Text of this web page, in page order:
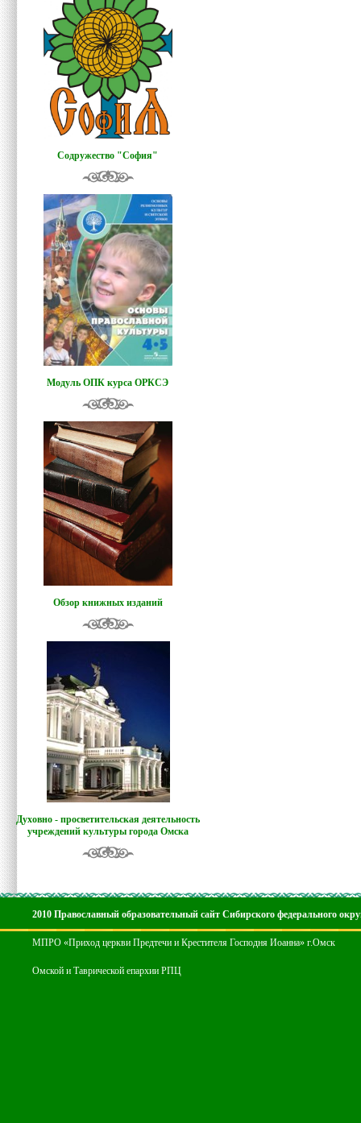
Содружество "София"
Модуль ОПК курса ОРКСЭ
Обзор книжных изданий
Духовно - просветительская деятельность
учреждений культуры города Омска
2010 Православный образовательный сайт Сибирского федерального
МПРО «Приход церкви Предтечи и Крестителя Господня Иоанна» г.Омск
Омской и Таврической епархии РПЦ